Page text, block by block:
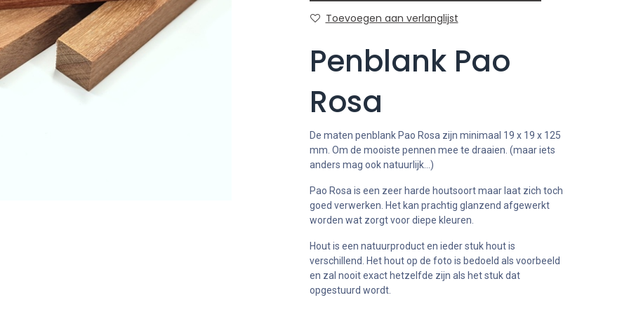
Toevoegen aan verlanglijst
Penblank Pao
Rosa
De maten penblank Pao Rosa zijn minimaal 19 x 19 x 125
mm. Om de mooiste pennen mee te draaien. (maar iets
anders mag ook natuurlijk...)
Pao Rosa is een zeer harde houtsoort maar laat zich toch
goed verwerken. Het kan prachtig glanzend afgewerkt
worden wat zorgt voor diepe kleuren.
Hout is een natuurproduct en ieder stuk hout is
verschillend. Het hout op de foto is bedoeld als voorbeeld
en zal nooit exact hetzelfde zijn als het stuk dat
opgestuurd wordt.